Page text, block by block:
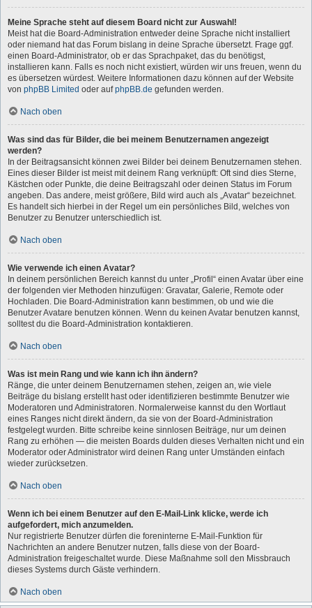
Meine Sprache steht auf diesem Board nicht zur Auswahl!
Meist hat die Board-Administration entweder deine Sprache nicht installiert
oder niemand hat das Forum bislang in deine Sprache übersetzt. Frage ggf.
einen Board-Administrator, ob er das Sprachpaket, das du benötigst,
installieren kann. Falls es noch nicht existiert, würden wir uns freuen, wenn du
es übersetzen würdest. Weitere Informationen dazu können auf der Website
von phpBB Limited oder aufphpBB.de gefunden werden.
Nach oben
Was sind das für Bilder, die bei meinem Benutzernamen angezeigt
werden?
In der Beitragsansicht können zwei Bilder bei deinem Benutzernamen stehen.
Eines dieser Bilder ist meist mit deinem Rang verknüpft: Oft sind dies Sterne,
Kästchen oder Punkte, die deine Beitragszahl oder deinen Status im Forum
angeben. Das andere, meist größere, Bild wird auch als „Avatar“ bezeichnet.
Es handelt sich hierbei in der Regel um ein persönliches Bild, welches von
Benutzer zu Benutzer unterschiedlich ist.
Nach oben
Wie verwende ich einen Avatar?
In deinem persönlichen Bereich kannst du unter „Profil“ einen Avatar über eine
der folgenden vier Methoden hinzufügen: Gravatar, Galerie, Remote oder
Hochladen. Die Board-Administration kann bestimmen, ob und wie die
Benutzer Avatare benutzen können. Wenn du keinen Avatar benutzen kannst,
solltest du die Board-Administration kontaktieren.
Nach oben
Was ist mein Rang und wie kann ich ihn ändern?
Ränge, die unter deinem Benutzernamen stehen, zeigen an, wie viele
Beiträge du bislang erstellt hast oder identifizieren bestimmte Benutzer wie
Moderatoren und Administratoren. Normalerweise kannst du den Wortlaut
eines Ranges nicht direkt ändern, da sie von der Board-Administration
festgelegt wurden. Bitte schreibe keine sinnlosen Beiträge, nur um deinen
Rang zu erhöhen — die meisten Boards dulden dieses Verhalten nicht und ein
Moderator oder Administrator wird deinen Rang unter Umständen einfach
wieder zurücksetzen.
Nach oben
Wenn ich bei einem Benutzer auf den E-Mail-Link klicke, werde ich
aufgefordert, mich anzumelden.
Nur registrierte Benutzer dürfen die foreninterne E-Mail-Funktion für
Nachrichten an andere Benutzer nutzen, falls diese von der Board-
Administration freigeschaltet wurde. Diese Maßnahme soll den Missbrauch
dieses Systems durch Gäste verhindern.
Nach oben